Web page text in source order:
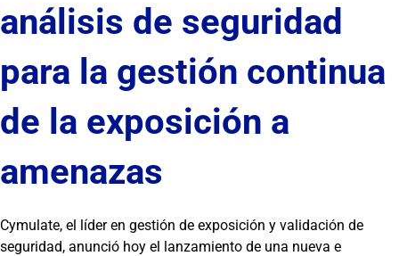
análisis de seguridad
para la gestión continua
de la exposición a
amenazas
Cymulate, el líder en gestión de exposición y validación de
seguridad, anunció hoy el lanzamiento de una nueva e